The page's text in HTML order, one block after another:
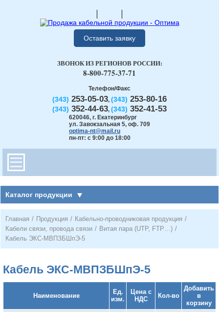
Оставить заявку
Телефон/Факс
(343) 253-05-03, (343) 253-80-16
(343) 352-44-63, (343) 352-41-53
620046, г. Екатеринбург
ул. Завокзальная 5, оф. 709
optima-nt@mail.ru
пн-пт: с 9:00 до 18:00
ЗВОНОК ИЗ РЕГИОНОВ РОССИИ:
8-800-775-37-71
Каталог продукции
Главная / Продукция / Кабельно-проводниковая продукция /
Кабели связи, провода связи / Витая пара (UTP, FTP…) /
Кабель ЭКС-МВПЗБШпЭ-5
Кабель ЭКС-МВПЗБШпЭ-5
Наименование
Ед.
изм.
Цена с
НДС
Кол-во
Добавить
в
корзину